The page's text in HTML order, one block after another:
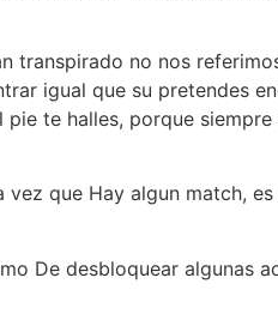
transpirado no nos
igual que su pretendes
te halles, porque siempre
que Hay algun match,
De desbloquear algunas